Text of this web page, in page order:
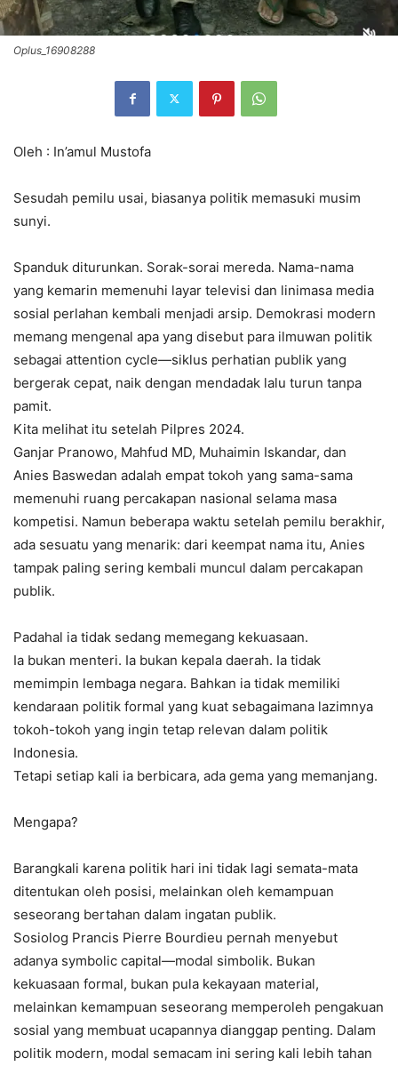
Oplus_16908288
Oleh : In’amul Mustofa
Sesudah pemilu usai, biasanya politik memasuki musim
sunyi.
Spanduk diturunkan. Sorak-sorai mereda. Nama-nama
yang kemarin memenuhi layar televisi dan linimasa media
sosial perlahan kembali menjadi arsip. Demokrasi modern
memang mengenal apa yang disebut para ilmuwan politik
sebagai attention cycle—siklus perhatian publik yang
bergerak cepat, naik dengan mendadak lalu turun tanpa
pamit.
Kita melihat itu setelah Pilpres 2024.
Ganjar Pranowo, Mahfud MD, Muhaimin Iskandar, dan
Anies Baswedan adalah empat tokoh yang sama-sama
memenuhi ruang percakapan nasional selama masa
kompetisi. Namun beberapa waktu setelah pemilu berakhir,
ada sesuatu yang menarik: dari keempat nama itu, Anies
tampak paling sering kembali muncul dalam percakapan
publik.
Padahal ia tidak sedang memegang kekuasaan.
Ia bukan menteri. Ia bukan kepala daerah. Ia tidak
memimpin lembaga negara. Bahkan ia tidak memiliki
kendaraan politik formal yang kuat sebagaimana lazimnya
tokoh-tokoh yang ingin tetap relevan dalam politik
Indonesia.
Tetapi setiap kali ia berbicara, ada gema yang memanjang.
Mengapa?
Barangkali karena politik hari ini tidak lagi semata-mata
ditentukan oleh posisi, melainkan oleh kemampuan
seseorang bertahan dalam ingatan publik.
Sosiolog Prancis Pierre Bourdieu pernah menyebut
adanya symbolic capital—modal simbolik. Bukan
kekuasaan formal, bukan pula kekayaan material,
melainkan kemampuan seseorang memperoleh pengakuan
sosial yang membuat ucapannya dianggap penting. Dalam
politik modern, modal semacam ini sering kali lebih tahan